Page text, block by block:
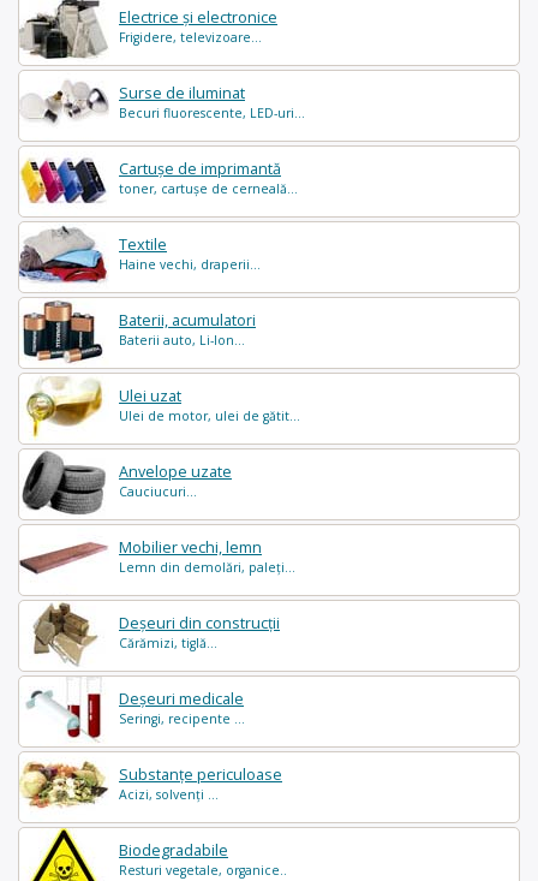
Electrice și electronice
Frigidere, televizoare...
Surse de iluminat
Becuri fluorescente, LED-uri...
Cartușe de imprimantă
toner, cartușe de cerneală...
Textile
Haine vechi, draperii...
Baterii, acumulatori
Baterii auto, Li-Ion...
Ulei uzat
Ulei de motor, ulei de gătit...
Anvelope uzate
Cauciucuri...
Mobilier vechi, lemn
Lemn din demolări, paleți...
Deșeuri din construcții
Cărămizi, tiglă...
Deșeuri medicale
Seringi, recipente ...
Substanțe periculoase
Acizi, solvenți ...
Biodegradabile
Resturi vegetale, organice..